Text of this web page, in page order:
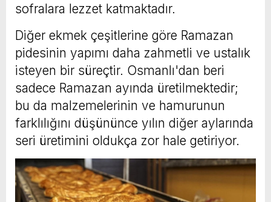
sofralara lezzet katmaktadır.
Diğer ekmek çeşitlerine göre Ramazan
pidesinin yapımı daha zahmetli ve ustalık
isteyen bir süreçtir. Osmanlı'dan beri
sadece Ramazan ayında üretilmektedir;
bu da malzemelerinin ve hamurunun
farklılığını düşününce yılın diğer aylarında
seri üretimini oldukça zor hale getiriyor.